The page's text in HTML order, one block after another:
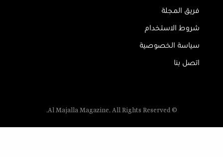
فريق المجلة
شروط الاستخدام
سياسة الخصوصية
اتصل بنا
© Al Majalla Magazine. All Rights Reserved.